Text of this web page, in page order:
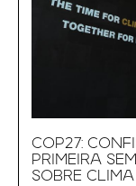
COP27:
PRIMEIRA
SOBRE